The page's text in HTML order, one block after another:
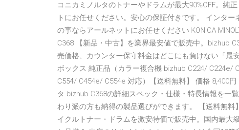
コニカミノルタのトナーやドラムが最大90%OFF。純
トにお任せください。安心の保証付きです。 インタ
の事ならアールネットにお任せください KONICA
C368 【新品・中古】を業界最安値で販売中。bizhub
売価格、カウンター保守料金はどこにも負けない「最
ボックス 純正品（カラー複合機 bizhub C224/ C224e/
C554/ C454e/ C554e 対応）【送料無料】 価格 8,400
タ bizhub C368の詳細スペック・仕様・特長情報を一
わり派の方も納得の製品選びができます。 【送料無
イクルトナー・ドラムを激安特価で販売中。国内最大